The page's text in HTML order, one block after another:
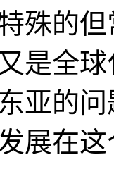
殊的
是全
亚的
展在